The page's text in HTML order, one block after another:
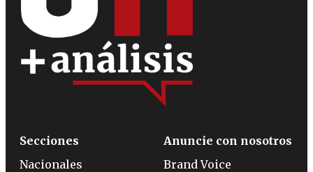
Secciones
Nacionales
Anuncie con nosotros
Brand Voice